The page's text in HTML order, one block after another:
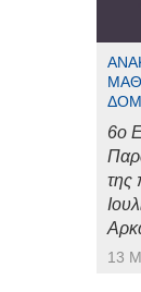
6ο
της
13